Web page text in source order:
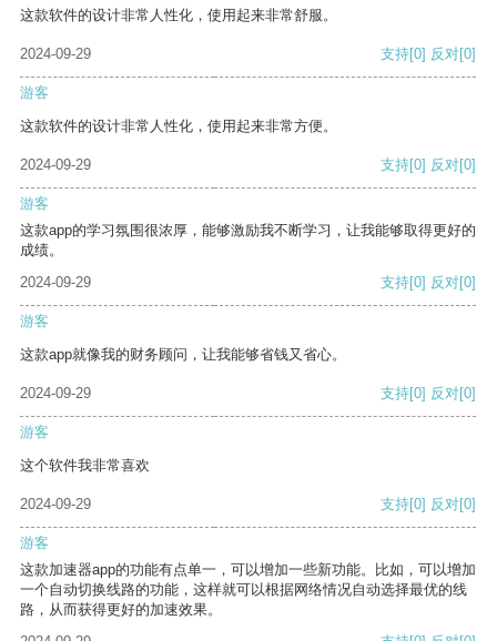
这款软件的设计非常人性化，使用起来非常舒服。
2024-09-29 支持[0] 反对[0]
游客
这款软件的设计非常人性化，使用起来非常方便。
2024-09-29 支持[0] 反对[0]
游客
这款app的学习氛围很浓厚，能够激励我不断学习，让我能够取得更好的
成绩。
2024-09-29
支持[0] 反对[0]
游客
这款app就像我的财务顾问，让我能够省钱又省心。
2024-09-29 支持[0] 反对[0]
游客
这个软件我非常喜欢
2024-09-29 支持[0] 反对[0]
游客
这款加速器app的功能有点单一，可以增加一些新功能。比如，可以增加
一个自动切换线路的功能，这样就可以根据网络情况自动选择最优的线
路，从而获得更好的加速效果。